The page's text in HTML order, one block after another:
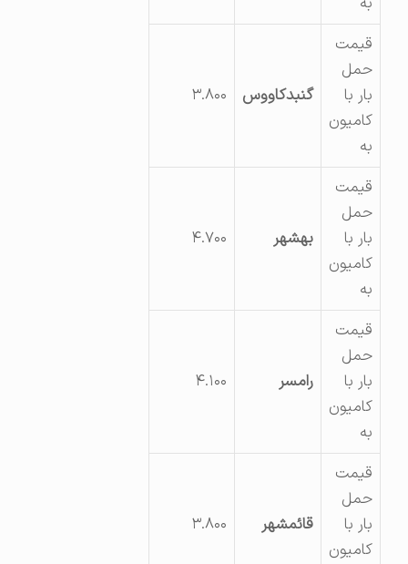
قیمت
حمل
کامیون
گنبدکاووس ۳.۸۰۰
قیمت
حمل
کامیون
بهشهر ۴.۷۰۰
قیمت
حمل
کامیون
رامسر ۴.۱۰۰
قیمت
حمل
کامیون
قائمشهر ۳.۸۰۰